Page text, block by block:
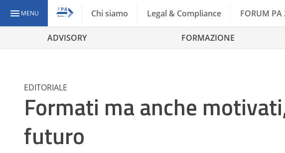
MENU Chi siamo Legal & Compliance FORUM
ADVISORY FORMAZIONE
EDITORIALE
Formati ma anche
futuro